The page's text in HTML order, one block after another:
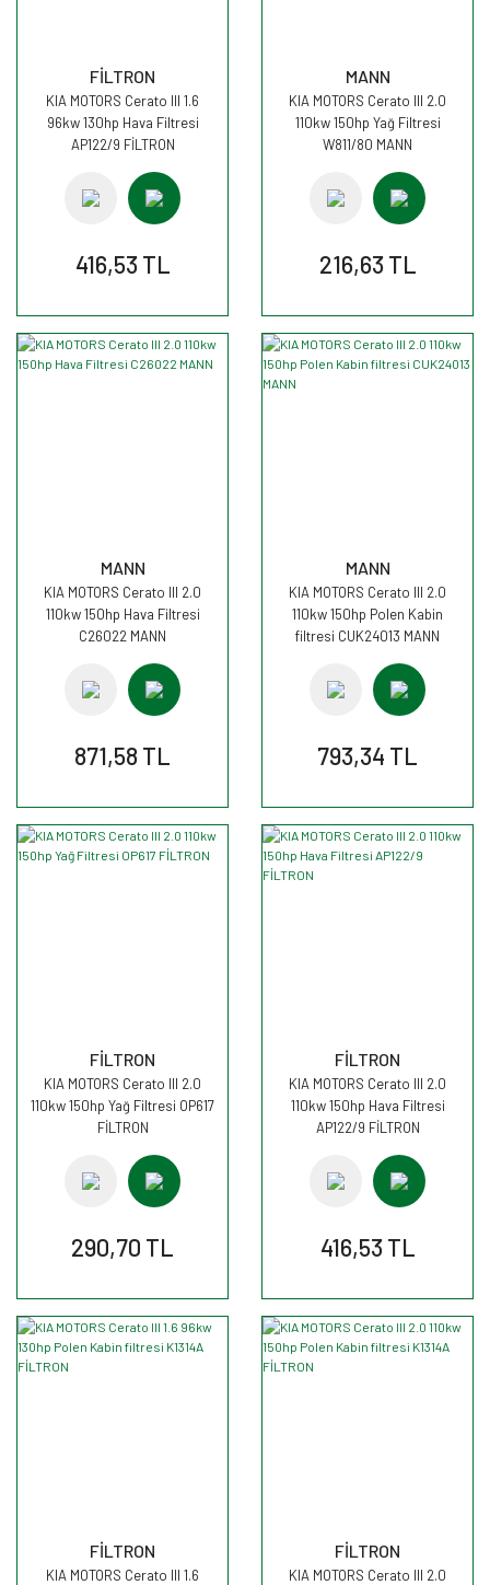
FİLTRON
KIA MOTORS Cerato III 1.6
96kw 130hp Hava Filtresi
AP122/9 FİLTRON
416,53 TL
MANN
KIA MOTORS Cerato III 2.0
110kw 150hp Yağ Filtresi
W811/80 MANN
216,63 TL
MANN
KIA MOTORS Cerato III 2.0
110kw 150hp Hava Filtresi
C26022 MANN
871,58 TL
MANN
KIA MOTORS Cerato III 2.0
110kw 150hp Polen Kabin
filtresi CUK24013 MANN
793,34 TL
FİLTRON
KIA MOTORS Cerato III 2.0
110kw 150hp Yağ Filtresi OP617
FİLTRON
290,70 TL
FİLTRON
KIA MOTORS Cerato III 2.0
110kw 150hp Hava Filtresi
AP122/9 FİLTRON
416,53 TL
FİLTRON
KIA MOTORS Cerato III 1.6
FİLTRON
KIA MOTORS Cerato III 2.0